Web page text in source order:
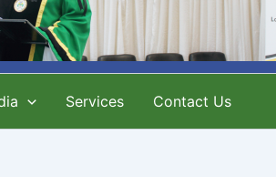
Services Contact Us